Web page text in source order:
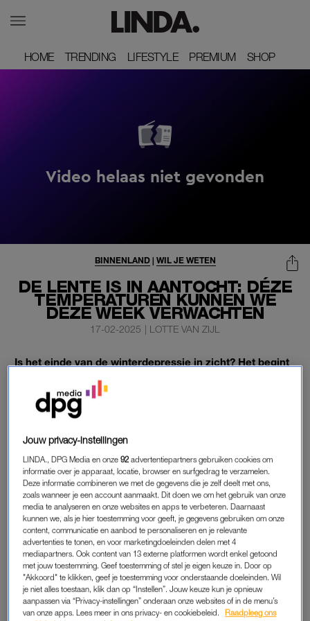
HOME
HOME TRENDING
TRENDING LIFESTYLE
LIFESTYLE PREMIUM
PREMIUM SHOP
SHOP
DE LENTE IS IN AANTOCHT: DÉZE
TEMPERATUREN KUNNEN WE
DEZE WEEK VERWACHTEN
BINNENLAND| WIL JE WETEN
17-02-2025 | LOTTE VAN ZIJL
Is het einde van de winterdepressie in zicht? Het begint
er langzaam op te lijken. De tweede helft van februari
belooft een zachte wind en hogere temperaturen.
En oké, ook wat regen.
LENTEWEER
Waar de wind vandaag snijdend koud aanvoelt, kan dat aan
het einde van deze week compleet anders zijn. De eerste
nachten vriest het nog lichtjes, maar vervolgens wordt het
lenteweer. Met temperaturen boven de graden 0 en met een
strakblauwe lucht.
Vanaf woensdag gaat het de goede kant op. De zachte wind
komt tevoorschijn en het wordt 5 graden in het noorden en 10
Jouw privacy-instellingen
LINDA., DPG Media en onze92 advertentiepartners gebruiken cookies om
informatie over je apparaat, locatie, browser en surfgedrag te verzamelen.
Deze informatie combineren we met de gegevens die je zelf deelt met ons,
zoals wanneer je een account aanmaakt. Dit doen we om het gebruik van onze
media te analyseren en onze websites en apps te verbeteren. Daarnaast
kunnen we, als je hier toestemming voor geeft, je gegevens gebruiken om onze
content, communicatie en aanbod te personaliseren en je relevante
advertenties te tonen, en voor marketingdoeleinden delen met 4
mediapartners. Ook content van 13 externe platformen wordt enkel getoond
met jouw toestemming. Geef toestemming of stel je eigen keuze in. Door op
"Akkoord" te klikken, geef je toestemming voor onderstaande doeleinden. Wil
je niet alles toestaan, klik dan op “Instellen”. Jouw keuze kun je opnieuw
aanpassen via “Privacy-instellingen” onderaan onze websites of in de menu’s
van onze apps. Lees meer in ons privacy- en cookiebeleid.
Raadpleeg ons